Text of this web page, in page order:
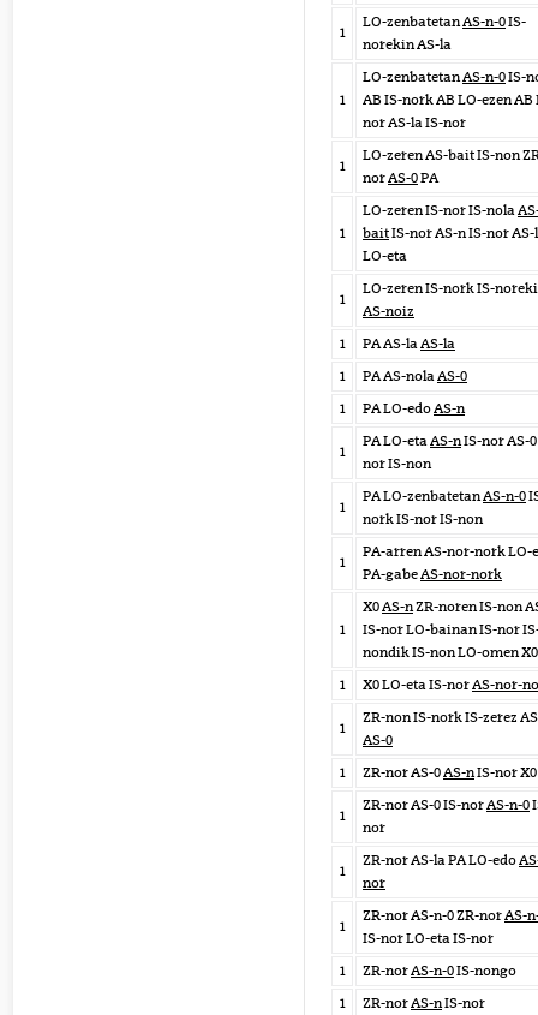
1
LO-zenbatetanAS-n-0IS-
norekin AS-la
1
LO-zenbatetanAS-n-0IS-
AB IS-nork AB LO-ezen AB
nor AS-la IS-nor
1
LO-zeren AS-bait IS-non
norAS-0PA
1
LO-zeren IS-nor IS-nola
baitIS-nor AS-n IS-nor AS-
LO-eta
1
LO-zeren IS-nork IS-
AS-noiz
1
PA AS-laAS-la
1
PA AS-nolaAS-0
1
PA LO-edoAS-n
1
PA LO-etaAS-nIS-nor AS-0
nor IS-non
1
PA LO-zenbatetanAS-n-0
nork IS-nor IS-non
1
PA-arren AS-nor-nork LO-
PA-gabeAS-nor-nork
1
X0AS-nZR-noren IS-non
IS-nor LO-bainan IS-nor
nondik IS-non LO-omen X0
1
X0 LO-eta IS-norAS-nor-
1
ZR-non IS-nork IS-zerez
AS-0
1
ZR-nor AS-0AS-nIS-nor X0
1
ZR-nor AS-0 IS-norAS-n-0
nor
1
ZR-nor AS-la PA LO-edo
nor
1
ZR-nor AS-n-0 ZR-norAS-
IS-nor LO-eta IS-nor
1
ZR-norAS-n-0IS-nongo
1
ZR-norAS-nIS-nor